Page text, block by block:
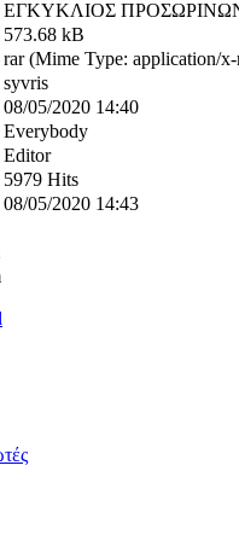
ΕΓΚΥΚΛΙΟΣ
573.68 kB
rar (Mime Type: application/
syvris
08/05/2020 14:40
Everybody
Editor
5979 Hits
08/05/2020 14:43